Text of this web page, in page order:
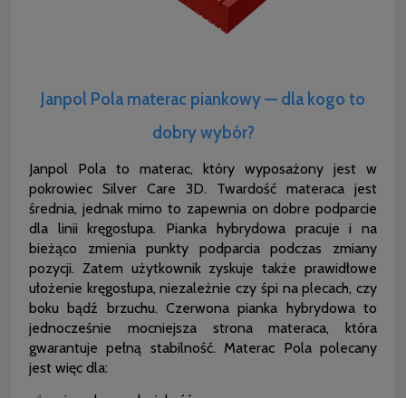
Janpol Pola materac piankowy — dla kogo to
dobry wybór?
Janpol Pola to materac, który wyposażony jest w
pokrowiec Silver Care 3D. Twardość materaca jest
średnia, jednak mimo to zapewnia on dobre podparcie
dla linii kręgosłupa. Pianka hybrydowa pracuje i na
bieżąco zmienia punkty podparcia podczas zmiany
pozycji. Zatem użytkownik zyskuje także prawidłowe
ułożenie kręgosłupa, niezależnie czy śpi na plecach, czy
boku bądź brzuchu. Czerwona pianka hybrydowa to
jednocześnie mocniejsza strona materaca, która
gwarantuje pełną stabilność. Materac Pola polecany
jest więc dla: